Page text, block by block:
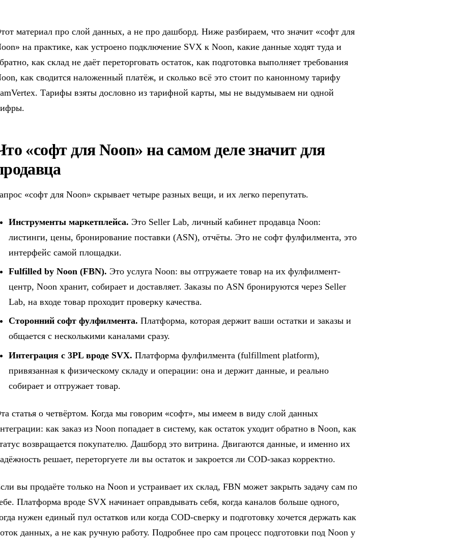
материал про слой данных, а не про дашборд. Ниже разбираем, что значит «софт для
на практике, как устроено подключение SVX к Noon, какие данные ходят туда и
как склад не даёт переторговать остаток, как подготовка выполняет требования
как сводится наложенный платёж, и сколько всё это стоит по канонному тарифу
Тарифы взяты дословно из тарифной карты, мы не выдумываем ни одной
«софт для Noon» на самом деле значит для
«софт для Noon» скрывает четыре разных вещи, и их легко перепутать.
Инструменты маркетплейса. Это Seller Lab, личный кабинет продавца Noon:
листинги, цены, бронирование поставки (ASN), отчёты. Это не софт фулфилмента, это
интерфейс самой площадки.
Fulfilled by Noon (FBN). Это услуга Noon: вы отгружаете товар на их фулфилмент-
центр, Noon хранит, собирает и доставляет. Заказы по ASN бронируются через Seller
Lab, на входе товар проходит проверку качества.
Сторонний софт фулфилмента. Платформа, которая держит ваши остатки и заказы и
общается с несколькими каналами сразу.
Интеграция с 3PL вроде SVX. Платформа фулфилмента (fulfillment platform),
привязанная к физическому складу и операции: она и держит данные, и реально
собирает и отгружает товар.
статья о четвёртом. Когда мы говорим «софт», мы имеем в виду слой данных
как заказ из Noon попадает в систему, как остаток уходит обратно в Noon, как
возвращается покупателю. Дашборд это витрина. Двигаются данные, и именно их
решает, переторгуете ли вы остаток и закроется ли COD-заказ корректно.
вы продаёте только на Noon и устраивает их склад, FBN может закрыть задачу сам по
Платформа вроде SVX начинает оправдывать себя, когда каналов больше одного,
нужен единый пул остатков или когда COD-сверку и подготовку хочется держать как
данных, а не как ручную работу. Подробнее про сам процесс подготовки под Noon у